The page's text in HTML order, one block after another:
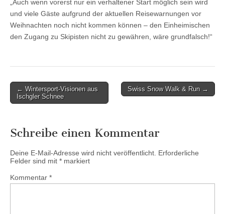
„Auch wenn vorerst nur ein verhaltener Start möglich sein wird
und viele Gäste aufgrund der aktuellen Reisewarnungen vor
Weihnachten noch nicht kommen können – den Einheimischen
den Zugang zu Skipisten nicht zu gewähren, wäre grundfalsch!“
Post
navigation
← Wintersport-Visionen aus
Ischgler Schnee
Swiss Snow Walk & Run →
Schreibe einen Kommentar
Deine E-Mail-Adresse wird nicht veröffentlicht. Erforderliche
Felder sind mit * markiert
Kommentar *